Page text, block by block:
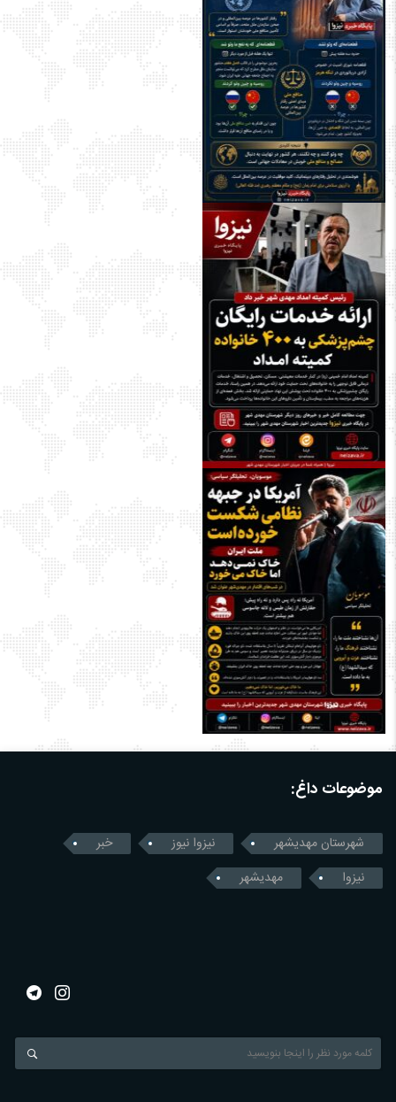
موضوعات داغ:
شهرستان مهدیشهر نیزوا نیوز
خبر
نیزوا
مهدیشهر